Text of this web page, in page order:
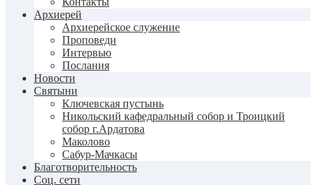
Архиерей
Архиерейское служение
Проповеди
Интервью
Послания
Новости
Святыни
Ключевская пустынь
Никольский кафедральный собор и Троицкий
собор г.Ардатова
Маколово
Сабур-Мачкасы
Благотворительность
Соц. сети